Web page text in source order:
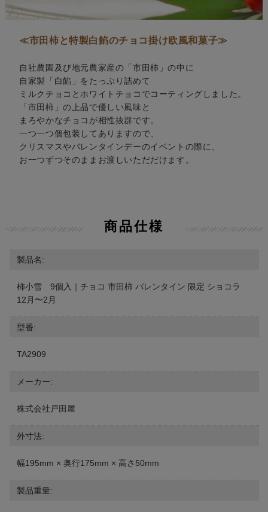
≪市田柿と特製白餡のチョコ掛け欧風和菓子≫
自社農園及び地元農家産の「市田柿」の中に
自家製「白餡」をたっぷり詰めて
ミルクチョコとホワイトチョコでコーティングしました。
「市田柿」の上品で優しい風味と
まろやかなチョコが相性抜群です。
一つ一つ個包装してありますので、
クリスマスやバレンタインデーのイベントの際に、
お一つずつそのままお渡しいただだけます。
商品仕様
製品名:
柿小雪 9個入｜チョコ 市田柿 バレンタイン 限定 ショコラ
12月〜2月
型番:
TA2909
メーカー:
株式会社戸田屋
外寸法:
幅195mm × 奥行175mm × 高さ50mm
製品重量: